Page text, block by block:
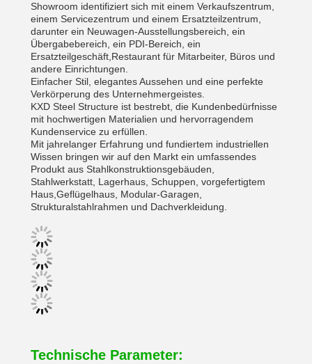
Showroom identifiziert sich mit einem Verkaufszentrum,
einem Servicezentrum und einem Ersatzteilzentrum,
darunter ein Neuwagen-Ausstellungsbereich, ein
Übergabebereich, ein PDI-Bereich, ein
Ersatzteilgeschäft,Restaurant für Mitarbeiter, Büros und
andere Einrichtungen.
Einfacher Stil, elegantes Aussehen und eine perfekte
Verkörperung des Unternehmergeistes.
KXD Steel Structure ist bestrebt, die Kundenbedürfnisse
mit hochwertigen Materialien und hervorragendem
Kundenservice zu erfüllen.
Mit jahrelanger Erfahrung und fundiertem industriellen
Wissen bringen wir auf den Markt ein umfassendes
Produkt aus Stahlkonstruktionsgebäuden,
Stahlwerkstatt, Lagerhaus, Schuppen, vorgefertigtem
Haus,Geflügelhaus, Modular-Garagen,
Strukturalstahlrahmen und Dachverkleidung.
Technische Parameter: